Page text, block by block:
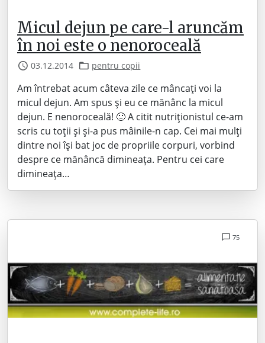
Micul dejun pe care-l aruncăm
în noi este o nenoroceală
03.12.2014 pentru copii
Am întrebat acum câteva zile ce mâncați voi la
micul dejun. Am spus și eu ce mănânc la micul
dejun. E nenoroceală! 🙁 A citit nutriționistul ce-am
scris cu toții și și-a pus mâinile-n cap. Cei mai mulți
dintre noi își bat joc de propriile corpuri, vorbind
despre ce mănâncă dimineața. Pentru cei care
dimineața…
75